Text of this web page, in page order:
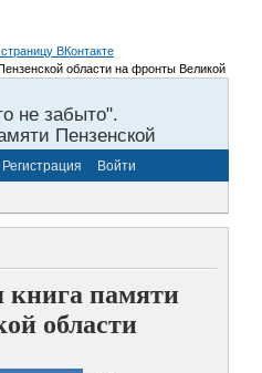
области на фронты Великой
не забыто".
Пензенской
Регистрация Войти
книга памяти
области